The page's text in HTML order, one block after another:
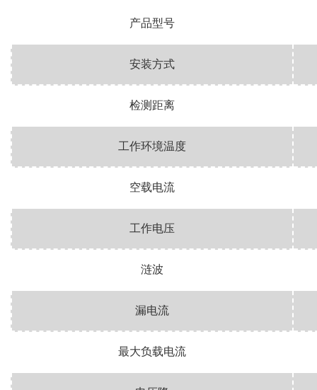
产品型号
安装方式
检测距离
工作环境温度
空载电流
工作电压
涟波
漏电流
最大负载电流